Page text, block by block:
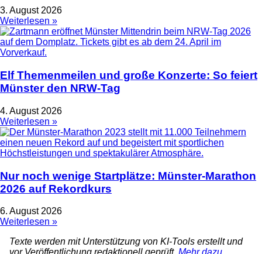
3. August 2026
Weiterlesen »
Elf Themenmeilen und große Konzerte: So feiert
Münster den NRW-Tag
4. August 2026
Weiterlesen »
Nur noch wenige Startplätze: Münster-Marathon
2026 auf Rekordkurs
6. August 2026
Weiterlesen »
Texte werden mit Unterstützung von KI-Tools erstellt und